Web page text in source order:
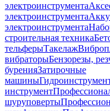
электроинструмента
электроинструмента
электроинструмента
строительная техника
тельферыТакелаж
вибраторыБензорезы,
буренияЗатирочные
машины
инструмент
шуруповерты